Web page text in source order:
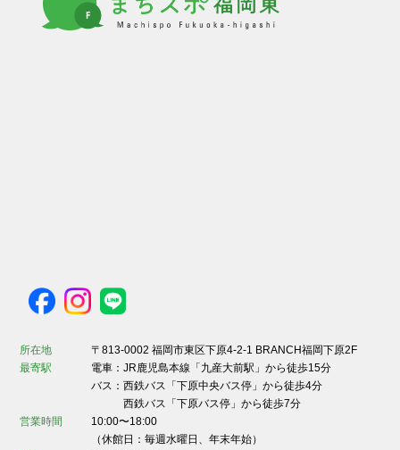
所在地
〒813-0002 福岡市東区下原4-2-1 BRANCH福岡下原2F
最寄駅
電車：JR鹿児島本線「九産大前駅」から徒歩15分
バス：西鉄バス「下原中央バス停」から徒歩4分
西鉄バス「下原バス停」から徒歩7分
営業時間
10:00〜18:00
（休館日：毎週水曜日、年末年始）